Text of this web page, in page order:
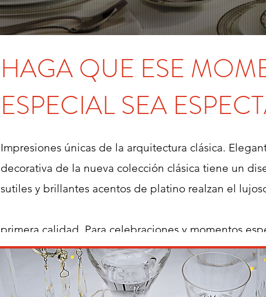
HAGA QUE ESE
ESPECIAL SEA
Impresiones únicas de la arquitectura clásica.
decorativa de la nueva colección clásica tiene un
sutiles y brillantes acentos de platino realzan el
primera calidad. Para celebraciones y momentos